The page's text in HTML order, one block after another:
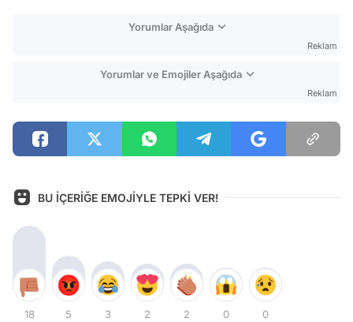
Yorumlar Aşağıda
Reklam
Yorumlar ve Emojiler Aşağıda
Reklam
BU İÇERİĞE EMOJİYLE TEPKİ VER!
18 5 3 2 2 0 0